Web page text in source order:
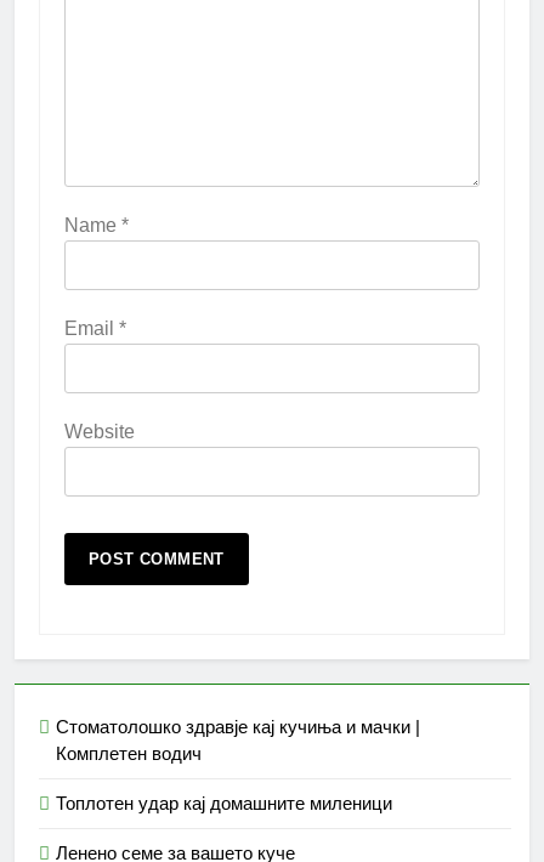
Name *
Email *
Website
Стоматолошко здравје кај кучиња и мачки |
Комплетен водич
Топлотен удар кај домашните миленици
Ленено семе за вашето куче